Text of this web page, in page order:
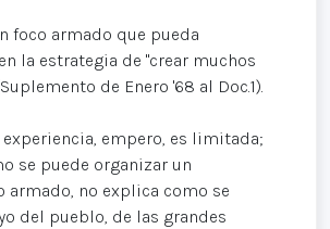
foco armado que pueda
la estrategia de "crear muchos
de Enero '68 al Doc.1).
experiencia, empero, es limitada;
se puede organizar un
armado, no explica como se
del pueblo, de las grandes